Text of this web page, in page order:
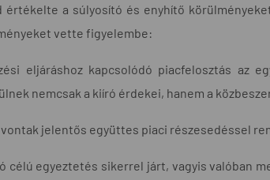
a súlyosító és enyhítő
vette figyelembe:
eljáráshoz kapcsolódó piacfelosztás az
nemcsak a kiíró érdekei, hanem a
vontak jelentős együttes piaci részesedéssel
célú egyeztetés sikerrel járt, vagyis valóban